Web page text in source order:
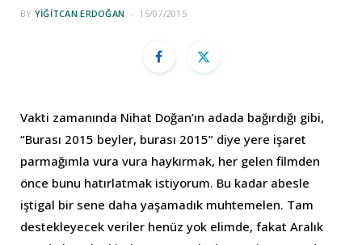
BY YIĞITCAN ERDOĞAN 15/07/2015
Vakti zamanında Nihat Doğan’ın adada bağırdığı gibi,
“Burası 2015 beyler, burası 2015” diye yere işaret
parmağımla vura vura haykırmak, her gelen filmden
önce bunu hatırlatmak istiyorum. Bu kadar abesle
iştigal bir sene daha yaşamadık muhtemelen. Tam
destekleyecek veriler henüz yok elimde, fakat Aralık